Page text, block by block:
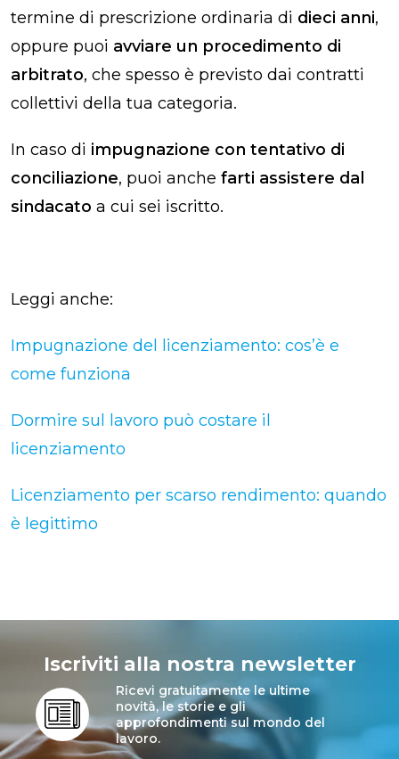
termine di prescrizione ordinaria di dieci anni,
oppure puoi avviare un procedimento di
arbitrato, che spesso è previsto dai contratti
collettivi della tua categoria.
In caso di impugnazione con tentativo di
conciliazione, puoi anche farti assistere dal
sindacato a cui sei iscritto.
Leggi anche:
Impugnazione del licenziamento: cos’è e
come funziona
Dormire sul lavoro può costare il
licenziamento
Licenziamento per scarso rendimento: quando
è legittimo
Iscriviti alla nostra newsletter
Ricevi gratuitamente le ultime
novità, le storie e gli
approfondimenti sul mondo del
lavoro.